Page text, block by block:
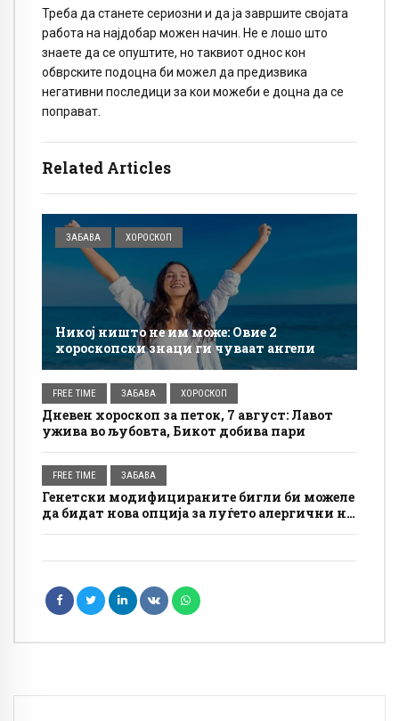
Related Articles
ЗАБАВА ХОРОСКОП
Никој ништо не им може: Овие 2
хороскопски знаци ги чуваат ангели
FREE TIME ЗАБАВА ХОРОСКОП
Дневен хороскоп за петок, 7 август: Лавот
ужива во љубовта, Бикот добива пари
FREE TIME ЗАБАВА
Генетски модифицираните бигли би можеле
да бидат нова опција за луѓето алергични на
Треба да станете сериозни и да ја завршите својата
работа на најдобар можен начин. Не е лошо што
знаете да се опуштите, но таквиот однос кон
обврските подоцна би можел да предизвика
негативни последици за кои можеби е доцна да се
поправат.